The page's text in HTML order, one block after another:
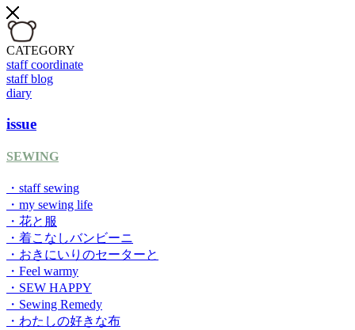
CATEGORY
staff coordinate
staff blog
diary
issue
SEWING
・staff sewing
・my sewing life
・花と服
・着こなしバンビーニ
・おきにいりのセーターと
・Feel warmy
・SEW HAPPY
・Sewing Remedy
・わたしの好きな布